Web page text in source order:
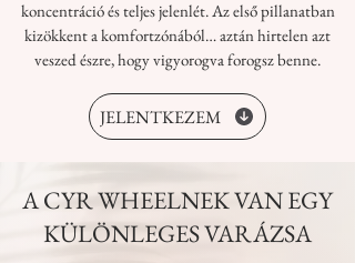
koncentráció és teljes jelenlét. Az első pillanatban
kizökkent a komfortzónából… aztán hirtelen azt
veszed észre, hogy vigyorogva forogsz benne.
JELENTKEZEM
A CYR WHEELNEK VAN EGY
KÜLÖNLEGES VARÁZSA